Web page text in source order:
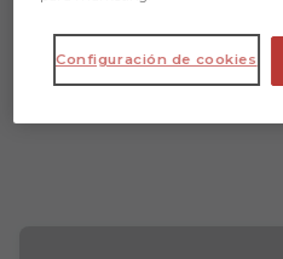
Configuración de cookies